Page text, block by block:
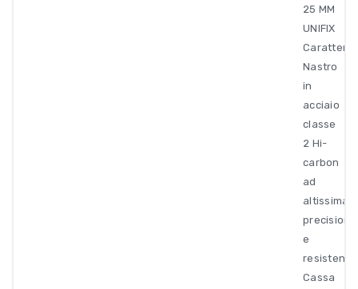
25 MM
UNIFIX
Nastro
in
acciaio
classe
2 Hi-
carbon
ad
altissima
precisione
e
Cassa